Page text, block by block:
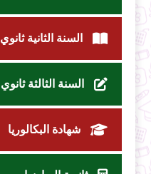
السنة الثانية ثانوي
السنة الثالثة ثانوي
شهادة البكالوريا